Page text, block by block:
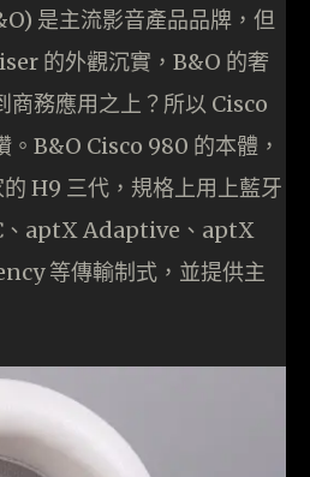
是主流影音產品品牌，但
的外觀沉實，B&O 的奢
商務應用之上？所以 Cisco
。B&O Cisco 980 的本體，
H9 三代，規格上用上藍牙
、aptX Adaptive、aptX
等傳輸制式，並提供主